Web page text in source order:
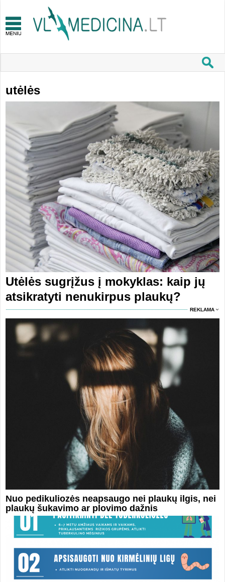
utėlės
Utėlės sugrįžus į mokyklas: kaip jų
atsikratyti nenukirpus plaukų?
REKLAMA
Nuo pedikuliozės neapsaugo nei plaukų ilgis, nei
plaukų šukavimo ar plovimo dažnis